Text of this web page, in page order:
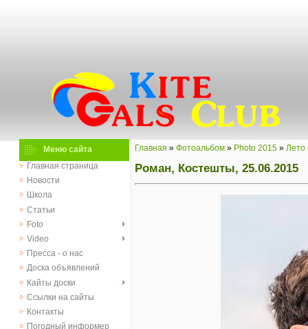
Меню сайта
Главная страница
Новости
Школа
Статьи
Foto
Video
Пресса - о нас
Доска объявлений
Кайты доски
Ссылки на сайты
Контакты
Погодный информер
Главная » Фотоальбом » Photo 2015 » Лето
Роман, Костешты, 25.06.2015